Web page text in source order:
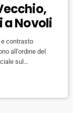
Novoli
e contrasto
all'ordine del
sul
a Palazzo
dell'alleanza